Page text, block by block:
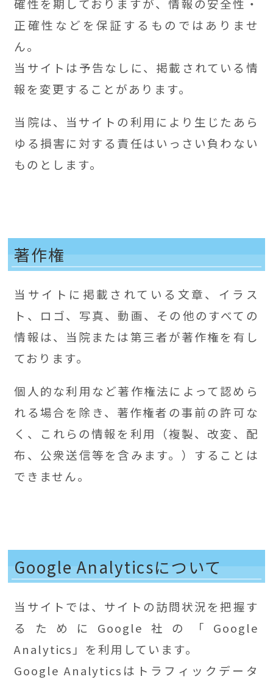
確性を期しておりますが、情報の安全性・
正確性などを保証するものではありませ
ん。
当サイトは予告なしに、掲載されている情
報を変更することがあります。
当院は、当サイトの利用により生じたあら
ゆる損害に対する責任はいっさい負わない
ものとします。
著作権
当サイトに掲載されている文章、イラス
ト、ロゴ、写真、動画、その他のすべての
情報は、当院または第三者が著作権を有し
ております。
個人的な利用など著作権法によって認めら
れる場合を除き、著作権者の事前の許可な
く、これらの情報を利用（複製、改変、配
布、公衆送信等を含みます。）することは
できません。
Google Analyticsについて
当サイトでは、サイトの訪問状況を把握す
るためにGoogle社の「Google
Analytics」を利用しています。
Google Analyticsはトラフィックデータ